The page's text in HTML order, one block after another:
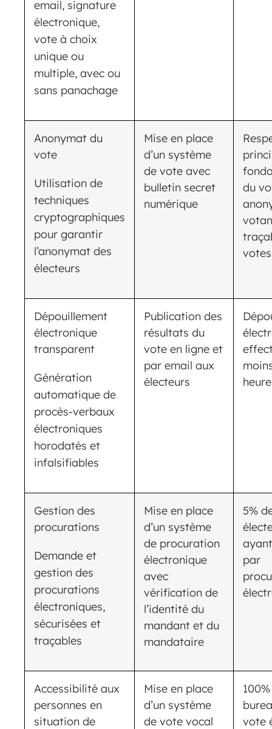
email, signature
électronique,
vote à choix
unique ou
multiple, avec ou
sans panachage
Anonymat du
vote
Utilisation de
techniques
cryptographiques
pour garantir
l’anonymat des
électeurs
Mise en place
d’un système
de vote avec
bulletin secret
numérique
du
votes
Dépouillement
électronique
transparent
Génération
automatique de
procès-verbaux
électroniques
horodatés et
infalsifiables
Publication des
résultats du
vote en ligne et
par email aux
électeurs
heure
Gestion des
procurations
Demande et
gestion des
procurations
électroniques,
sécurisées et
traçables
Mise en place
d’un système
de procuration
électronique
avec
vérification de
l’identité du
mandant et du
mandataire
5%
par
Accessibilité aux
personnes en
situation de
Mise en place
d’un système
de vote vocal
vote